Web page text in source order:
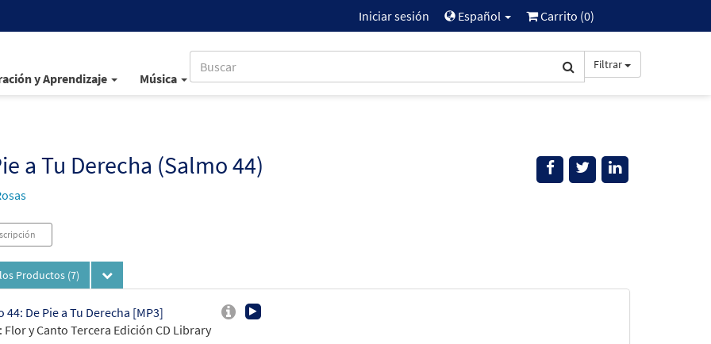
Iniciar sesión Español Carrito (0)
y Aprendizaje Música
Filtrar
a Tu Derecha (Salmo 44)
Productos (7)
44: De Pie a Tu Derecha [MP3]
Flor y Canto Tercera Edición CD Library